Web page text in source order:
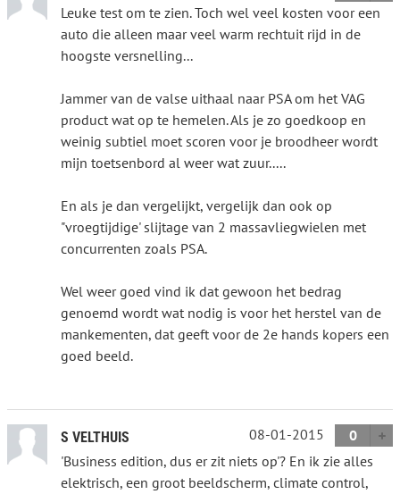
Leuke test om te zien. Toch wel veel kosten voor een
auto die alleen maar veel warm rechtuit rijd in de
hoogste versnelling...
Jammer van de valse uithaal naar PSA om het VAG
product wat op te hemelen. Als je zo goedkoop en
weinig subtiel moet scoren voor je broodheer wordt
mijn toetsenbord al weer wat zuur.....
En als je dan vergelijkt, vergelijk dan ook op
"vroegtijdige' slijtage van 2 massavliegwielen met
concurrenten zoals PSA.
Wel weer goed vind ik dat gewoon het bedrag
genoemd wordt wat nodig is voor het herstel van de
mankementen, dat geeft voor de 2e hands kopers een
goed beeld.
S VELTHUIS 08-01-2015
0
'Business edition, dus er zit niets op'? En ik zie alles
elektrisch, een groot beeldscherm, climate control,